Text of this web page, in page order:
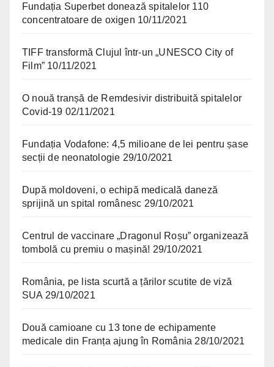
Fundația Superbet donează spitalelor 110
concentratoare de oxigen 10/11/2021
TIFF transformă Clujul într-un „UNESCO City of
Film” 10/11/2021
O nouă tranșă de Remdesivir distribuită spitalelor
Covid-19 02/11/2021
Fundația Vodafone: 4,5 milioane de lei pentru șase
secții de neonatologie 29/10/2021
După moldoveni, o echipă medicală daneză
sprijină un spital românesc 29/10/2021
Centrul de vaccinare „Dragonul Roșu” organizează
tombolă cu premiu o mașină! 29/10/2021
România, pe lista scurtă a țărilor scutite de viză
SUA 29/10/2021
Două camioane cu 13 tone de echipamente
medicale din Franța ajung în România 28/10/2021